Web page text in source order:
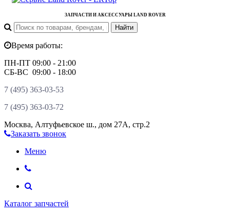
ЗАПЧАСТИ И АКСЕССУАРЫ LAND ROVER
Время работы:
ПН-ПТ 09:00 - 21:00
СБ-ВС 09:00 - 18:00
7 (495) 363-03-53
7 (495) 363-03-72
Москва, Алтуфьевское ш., дом 27А, стр.2
Заказать звонок
Меню
Каталог запчастей